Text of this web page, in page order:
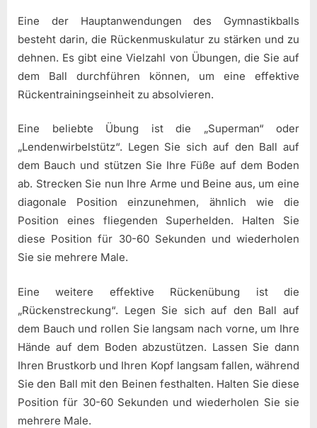
Eine der Hauptanwendungen des Gymnastikballs
besteht darin, die Rückenmuskulatur zu stärken und zu
dehnen. Es gibt eine Vielzahl von Übungen, die Sie auf
dem Ball durchführen können, um eine effektive
Rückentrainingseinheit zu absolvieren.
Eine beliebte Übung ist die „Superman“ oder
„Lendenwirbelstütz“. Legen Sie sich auf den Ball auf
dem Bauch und stützen Sie Ihre Füße auf dem Boden
ab. Strecken Sie nun Ihre Arme und Beine aus, um eine
diagonale Position einzunehmen, ähnlich wie die
Position eines fliegenden Superhelden. Halten Sie
diese Position für 30-60 Sekunden und wiederholen
Sie sie mehrere Male.
Eine weitere effektive Rückenübung ist die
„Rückenstreckung“. Legen Sie sich auf den Ball auf
dem Bauch und rollen Sie langsam nach vorne, um Ihre
Hände auf dem Boden abzustützen. Lassen Sie dann
Ihren Brustkorb und Ihren Kopf langsam fallen, während
Sie den Ball mit den Beinen festhalten. Halten Sie diese
Position für 30-60 Sekunden und wiederholen Sie sie
mehrere Male.